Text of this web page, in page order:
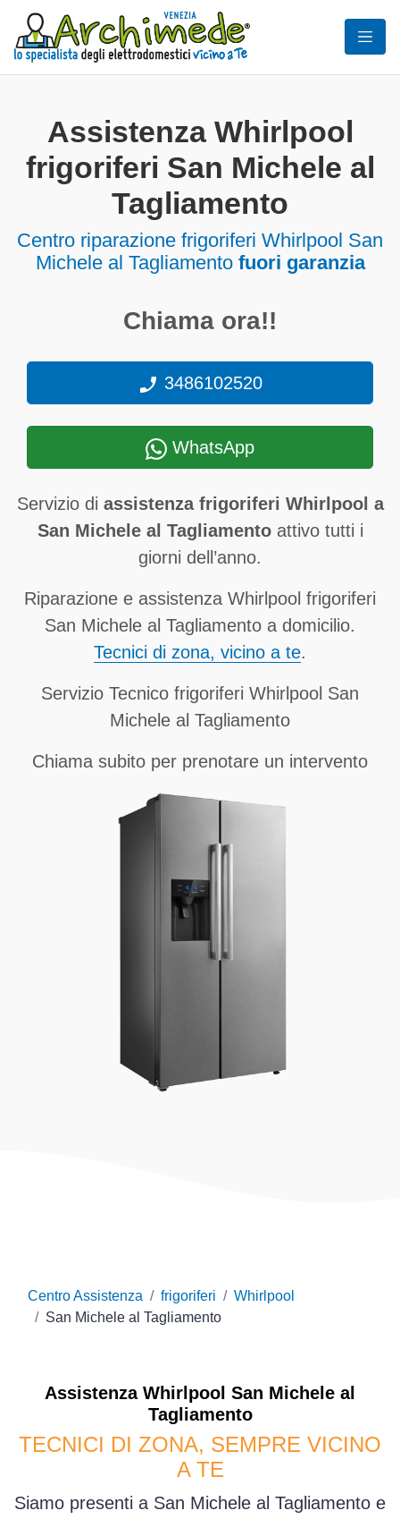
Assistenza Whirlpool
frigoriferi San Michele al
Tagliamento
Centro riparazione frigoriferi Whirlpool San
Michele al Tagliamento fuori garanzia
Chiama ora!!
3486102520
WhatsApp
Servizio di assistenza frigoriferi Whirlpool a
San Michele al Tagliamentoattivo tutti i
giorni dell’anno.
Riparazione e assistenza Whirlpool frigoriferi
San Michele al Tagliamento a domicilio.
Tecnici di zona, vicino a te.
Servizio Tecnico frigoriferi Whirlpool San
Michele al Tagliamento
Chiama subito per prenotare un intervento
Centro Assistenza frigoriferi
Whirlpool
San Michele al Tagliamento
Assistenza Whirlpool San Michele al
Tagliamento
TECNICI DI ZONA, SEMPRE VICINO
A TE
Siamo presenti a San Michele al Tagliamento e